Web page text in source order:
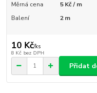
Měrná cena
5 Kč / m
Balení
2 m
10 Kč/ks
8 Kč bez DPH
Přidat